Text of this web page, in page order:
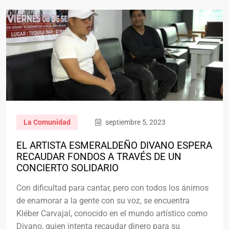
La Comunidad septiembre 5, 2023
EL ARTISTA ESMERALDEÑO DIVANO ESPERA
RECAUDAR FONDOS A TRAVÉS DE UN
CONCIERTO SOLIDARIO
Con dificultad para cantar, pero con todos los ánimos
de enamorar a la gente con su voz, se encuentra
Kléber Carvajal, conocido en el mundo artístico como
Divano, quien intenta recaudar dinero para su